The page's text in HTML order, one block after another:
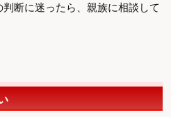
断に迷ったら、親族に相談して